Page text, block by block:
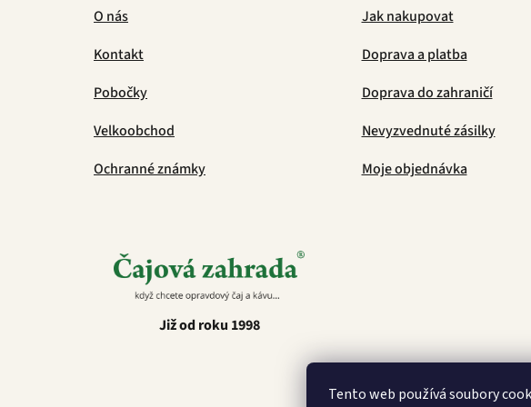
Tento web používá soubory
O nás
Kontakt
Pobočky
Velkoobchod
Ochranné známky
Jak nakupovat
Doprava a platba
Doprava do zahraničí
Nevyzvednuté zásilky
Moje objednávka
Již od roku 1998